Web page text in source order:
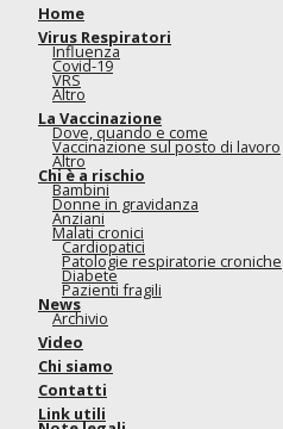
Home
Virus Respiratori
Influenza
Covid-19
VRS
Altro
La Vaccinazione
Dove, quando e come
Vaccinazione sul posto di lavoro
Altro
Chi è a rischio
Bambini
Donne in gravidanza
Anziani
Malati cronici
Cardiopatici
Patologie respiratorie croniche
Diabete
Pazienti fragili
News
Archivio
Video
Chi siamo
Contatti
Link utili